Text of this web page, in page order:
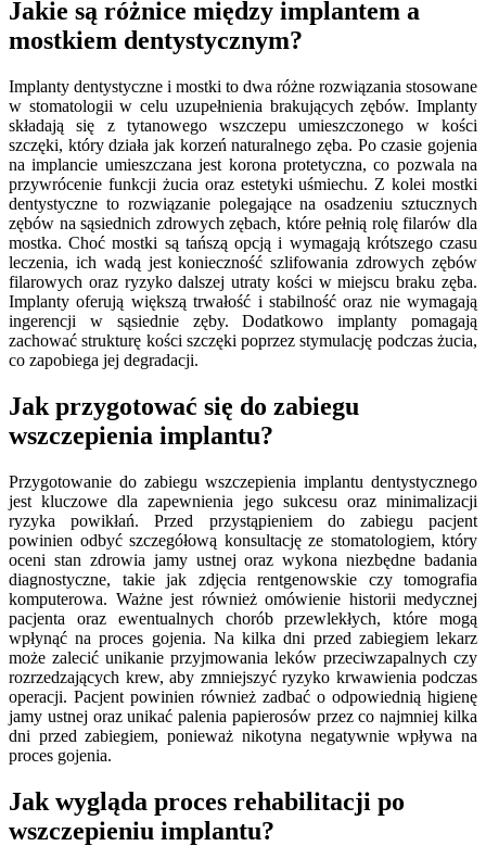
Jakie są różnice między implantem a
mostkiem dentystycznym?
Implanty dentystyczne i mostki to dwa różne rozwiązania stosowane
w stomatologii w celu uzupełnienia brakujących zębów. Implanty
składają się z tytanowego wszczepu umieszczonego w kości
szczęki, który działa jak korzeń naturalnego zęba. Po czasie gojenia
na implancie umieszczana jest korona protetyczna, co pozwala na
przywrócenie funkcji żucia oraz estetyki uśmiechu. Z kolei mostki
dentystyczne to rozwiązanie polegające na osadzeniu sztucznych
zębów na sąsiednich zdrowych zębach, które pełnią rolę filarów dla
mostka. Choć mostki są tańszą opcją i wymagają krótszego czasu
leczenia, ich wadą jest konieczność szlifowania zdrowych zębów
filarowych oraz ryzyko dalszej utraty kości w miejscu braku zęba.
Implanty oferują większą trwałość i stabilność oraz nie wymagają
ingerencji w sąsiednie zęby. Dodatkowo implanty pomagają
zachować strukturę kości szczęki poprzez stymulację podczas żucia,
co zapobiega jej degradacji.
Jak przygotować się do zabiegu
wszczepienia implantu?
Przygotowanie do zabiegu wszczepienia implantu dentystycznego
jest kluczowe dla zapewnienia jego sukcesu oraz minimalizacji
ryzyka powikłań. Przed przystąpieniem do zabiegu pacjent
powinien odbyć szczegółową konsultację ze stomatologiem, który
oceni stan zdrowia jamy ustnej oraz wykona niezbędne badania
diagnostyczne, takie jak zdjęcia rentgenowskie czy tomografia
komputerowa. Ważne jest również omówienie historii medycznej
pacjenta oraz ewentualnych chorób przewlekłych, które mogą
wpłynąć na proces gojenia. Na kilka dni przed zabiegiem lekarz
może zalecić unikanie przyjmowania leków przeciwzapalnych czy
rozrzedzających krew, aby zmniejszyć ryzyko krwawienia podczas
operacji. Pacjent powinien również zadbać o odpowiednią higienę
jamy ustnej oraz unikać palenia papierosów przez co najmniej kilka
dni przed zabiegiem, ponieważ nikotyna negatywnie wpływa na
proces gojenia.
Jak wygląda proces rehabilitacji po
wszczepieniu implantu?